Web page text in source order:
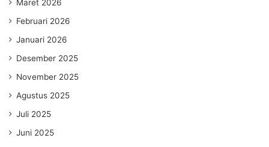
Maret 2026
Februari 2026
Januari 2026
Desember 2025
November 2025
Agustus 2025
Juli 2025
Juni 2025